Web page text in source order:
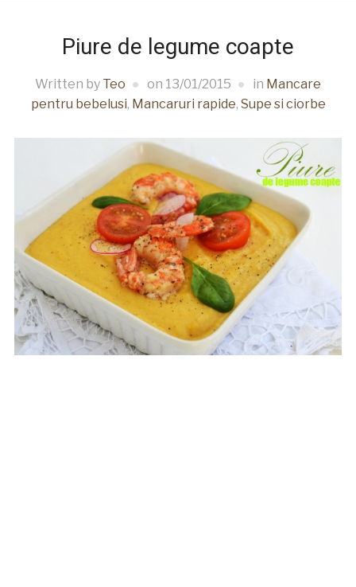
Piure de legume coapte
Written by Teo on 13/01/2015 in Mancare
pentru bebelusi, Mancaruri rapide, Supe si ciorbe